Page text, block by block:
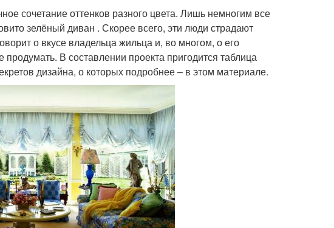
сочетание оттенков разного цвета. Лишь немногим все
зелёный диван . Скорее всего, эти люди страдают
о вкусе владельца жильца и, во многом, о его
В составлении проекта пригодится таблица
дизайна, о которых подробнее – в этом материале.